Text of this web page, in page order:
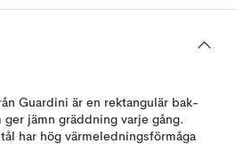
Guardini är en rektangulär bak-
ger jämn gräddning varje gång.
har hög värmeledningsförmåga